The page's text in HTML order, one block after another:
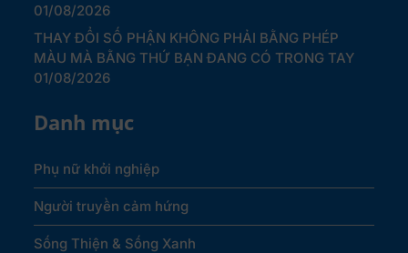
01/08/2026
THAY ĐỔI SỐ PHẬN KHÔNG PHẢI BẰNG PHÉP
MÀU MÀ BẰNG THỨ BẠN ĐANG CÓ TRONG TAY
01/08/2026
Danh mục
Phụ nữ khởi nghiệp
Người truyền cảm hứng
Sống Thiện & Sống Xanh